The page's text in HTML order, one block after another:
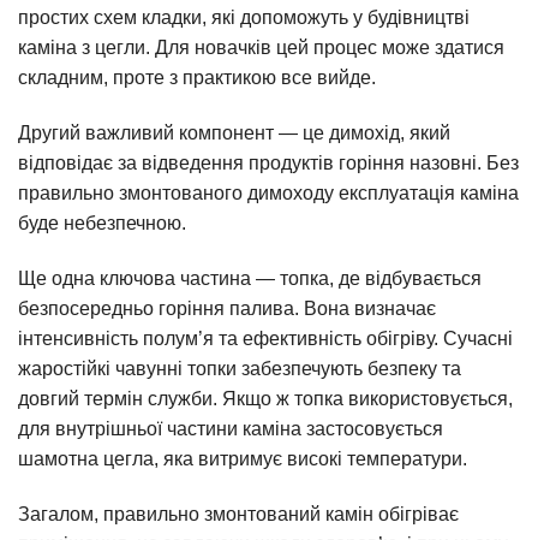
простих схем кладки, які допоможуть у будівництві
каміна з цегли. Для новачків цей процес може здатися
складним, проте з практикою все вийде.
Другий важливий компонент — це димохід, який
відповідає за відведення продуктів горіння назовні. Без
правильно змонтованого димоходу експлуатація каміна
буде небезпечною.
Ще одна ключова частина — топка, де відбувається
безпосередньо горіння палива. Вона визначає
інтенсивність полум’я та ефективність обігріву. Сучасні
жаростійкі чавунні топки забезпечують безпеку та
довгий термін служби. Якщо ж топка використовується,
для внутрішньої частини каміна застосовується
шамотна цегла, яка витримує високі температури.
Загалом, правильно змонтований камін обігріває